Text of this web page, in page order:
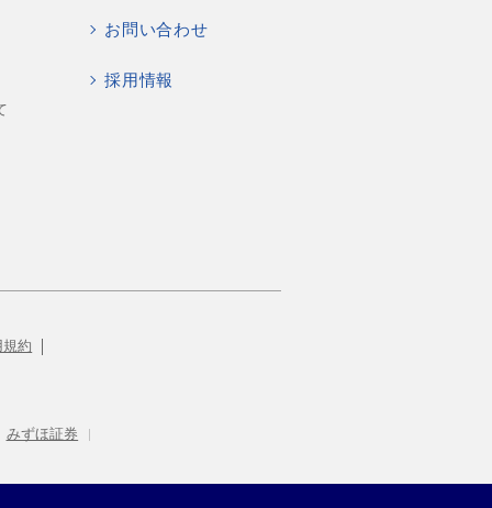
お問い合わせ
採用情報
約
みずほ証券 |